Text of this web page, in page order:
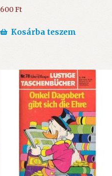
600Ft
Kosárba teszem